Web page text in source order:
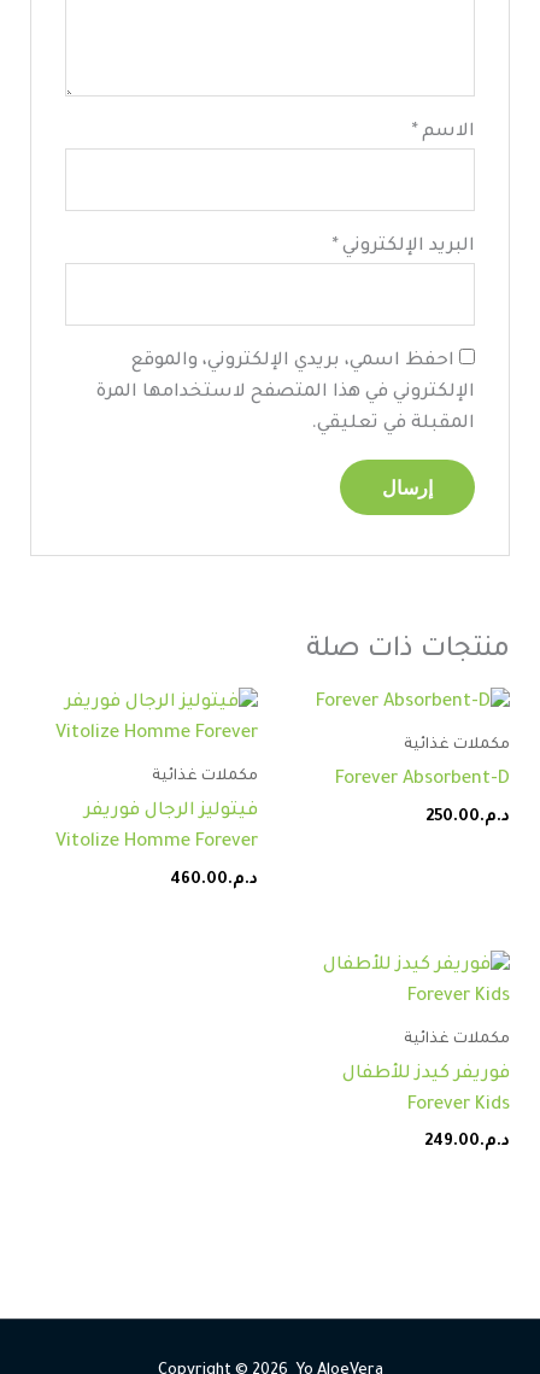
الاسم*
البريد الإلكتروني*
احفظ اسمي، بريدي الإلكتروني، والموقع
الإلكتروني في هذا المتصفح لاستخدامها المرة
المقبلة في تعليقي.
منتجات ذات صلة
مكملات غذائية
Forever Absorbent-D
د.م.250.00
مكملات غذائية
فيتوليز الرجال فوريفر
Vitolize Homme Forever
د.م.460.00
مكملات غذائية
فوريفر كيدز للأطفال
Forever Kids
د.م.249.00